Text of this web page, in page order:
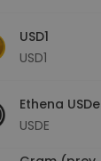
USD1
USD1
Ethena USDe
USDE